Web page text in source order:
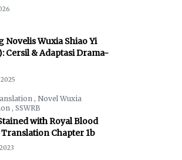
Novelis Wuxia Shiao Yi
Cersil & Adaptasi Drama-
, Novel Wuxia
, SSWRB
with Royal Blood
Chapter 1b